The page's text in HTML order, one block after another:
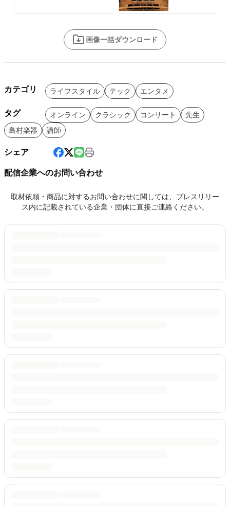
画像一括ダウンロード
カテゴリ ライフスタイル テック エンタメ
タグ オンライン クラシック コンサート
先生
島村楽器
講師
シェア
配信企業へのお問い合わせ
取材依頼・商品に対するお問い合わせに関しては、プレスリリー
ス内に記載されている企業・団体に直接ご連絡ください。